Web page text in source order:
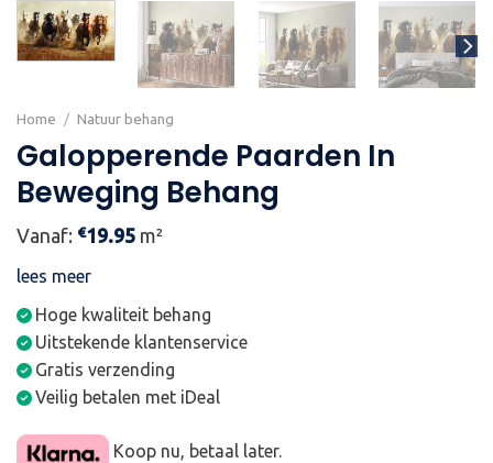
Home / Natuur behang
Galopperende Paarden In
Beweging Behang
Vanaf: €19.95 m²
lees meer
Hoge kwaliteit behang
Uitstekende klantenservice
Gratis verzending
Veilig betalen met iDeal
Koop nu, betaal later.